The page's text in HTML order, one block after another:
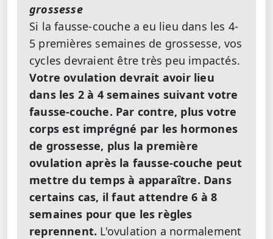
grossesse
Si la fausse-couche a eu lieu dans les 4-
5 premières semaines de grossesse, vos
cycles devraient être très peu impactés.
Votre ovulation devrait avoir lieu
dans les 2 à 4 semaines suivant votre
fausse-couche. Par contre, plus votre
corps est imprégné par les hormones
de grossesse, plus la première
ovulation après la fausse-couche peut
mettre du temps à apparaître. Dans
certains cas, il faut attendre 6 à 8
semaines pour que les règles
reprennent. L'ovulation a normalement